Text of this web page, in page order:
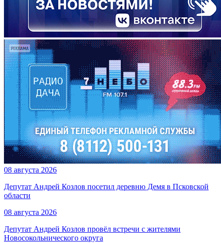
08 августа 2026
Депутат Андрей Козлов посетил деревню Демя в Псковской
области
08 августа 2026
Депутат Андрей Козлов провёл встречи с жителями
Новосокольнического округа